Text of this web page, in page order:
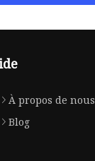
À propos de nous
Blog